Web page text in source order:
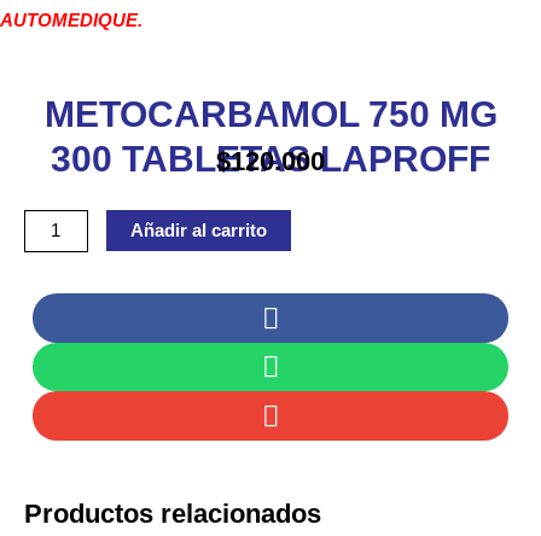
AUTOMEDIQUE.
METOCARBAMOL 750 MG
300 TABLETAS LAPROFF
$120.000
MG
LAPROFF
cantidad
Añadir al carrito
Productos relacionados